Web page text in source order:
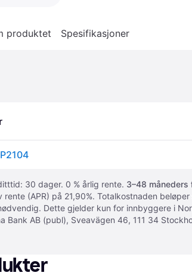
produktet Spesifikasjoner
30 dager. 0 % årlig rente. 3–48 måneders
rente (APR) på 21,90%. Totalkostnaden
Dette gjelder kun for innbyggere i
Bank AB (publ), Sveavägen 46, 111 34